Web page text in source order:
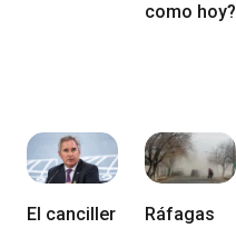
como hoy?
El canciller
Ráfagas